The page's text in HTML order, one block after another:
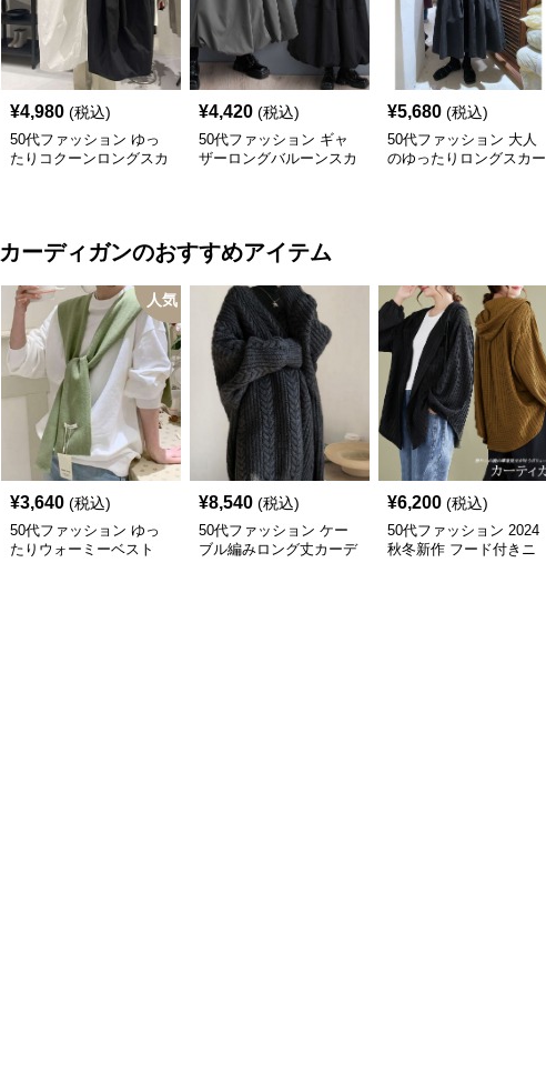
¥4,980 (税込)
50代ファッション ゆっ
たりコクーンロングスカ
¥4,420 (税込)
50代ファッション ギャ
ザーロングバルーンスカ
¥5,680 (税込)
50代ファッション 大人
のゆったりロングスカー
カーディガンのおすすめアイテム
人気
¥3,640 (税込)
50代ファッション ゆっ
たりウォーミーベスト
¥8,540 (税込)
50代ファッション ケー
ブル編みロング丈カーデ
¥6,200 (税込)
50代ファッション 2024
秋冬新作 フード付きニ